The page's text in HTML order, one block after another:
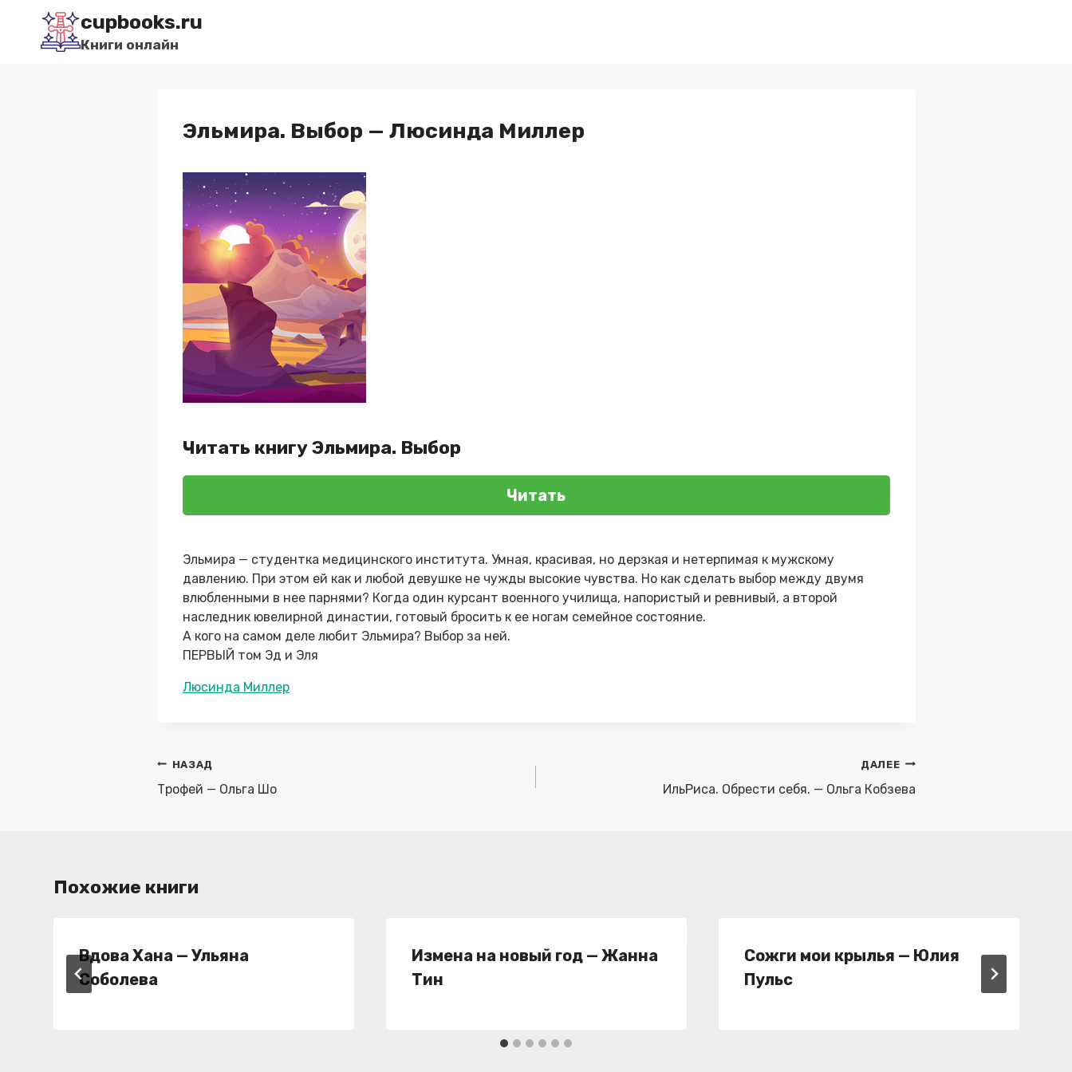
Перейти
содержимому
cupbooks.ru
Книги онлайн
Эльмира. Выбор — Люсинда Миллер
Читать книгу Эльмира. Выбор
Читать
Эльмира — студентка медицинского института. Умная, красивая, но дерзкая и нетерпимая к мужскому
давлению. При этом ей как и любой девушке не чужды высокие чувства. Но как сделать выбор между двумя
влюбленными в нее парнями? Когда один курсант военного училища, напористый и ревнивый, а второй
наследник ювелирной династии, готовый бросить к ее ногам семейное состояние.
А кого на самом деле любит Эльмира? Выбор за ней.
ПЕРВЫЙ том Эд и Эля
Метки
Люсинда Миллер
Навигация
по
НАЗАД
Трофей — Ольга Шо
ДАЛЕЕ
ИльРиса. Обрести себя. — Ольга Кобзева
Похожие книги
Вдова Хана — Ульяна
Соболева
Измена на новый год — Жанна
Тин
Сожги мои крылья — Юлия
Пульс